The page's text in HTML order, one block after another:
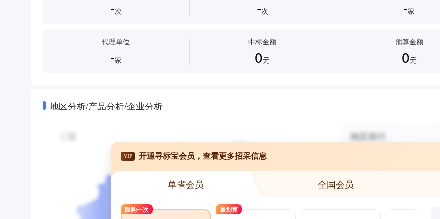
-次 -次 -家
代理单位
-家
中标金额
0元
预算金额
0元
地区分析/产品分析/企业分析
VIP 开通寻标宝会员，查看更多招采信息
单省会员 全国会员
限购一次 最划算